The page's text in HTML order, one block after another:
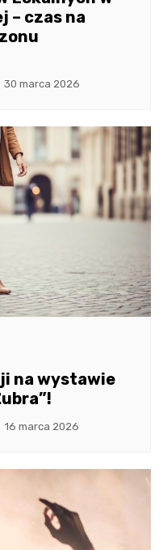
– czas na
30 marca 2026
na wystawie
16 marca 2026